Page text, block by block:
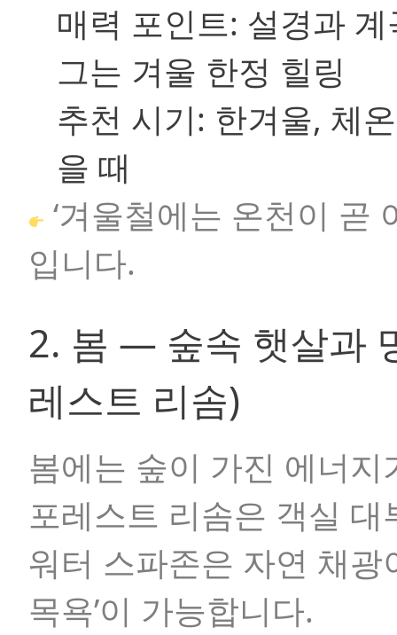
매력 포인트: 설경과
그는 겨울 한정 힐링
추천 시기: 한겨울, 체
을 때
‘겨울철에는 온천이 곧
입니다.
2. 봄 — 숲속 햇살과
레스트 리솜)
봄에는 숲이 가진 에너
포레스트 리솜은 객실
워터 스파존은 자연 채광
목욕’이 가능합니다.